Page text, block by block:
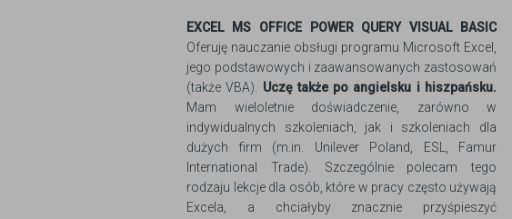
EXCEL MS OFFICE POWER QUERY VISUAL BASIC
Oferuję nauczanie obsługi programu Microsoft Excel,
jego podstawowych i zaawansowanych zastosowań
(także VBA). Uczę także po angielsku i hiszpańsku.
Mam wieloletnie doświadczenie, zarówno w
indywidualnych szkoleniach, jak i szkoleniach dla
dużych firm (m.in. Unilever Poland, ESL, Famur
International Trade). Szczególnie polecam tego
rodzaju lekcje dla osób, które w pracy często używają
Excela, a chciałyby znacznie przyśpieszyć